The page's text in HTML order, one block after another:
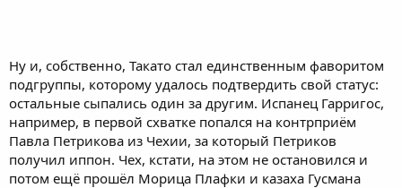
Ну и, собственно, Такато стал единственным фаворитом
подгруппы, которому удалось подтвердить свой статус:
остальные сыпались один за другим. Испанец Гарригос,
например, в первой схватке попался на контрприём
Павла Петрикова из Чехии, за который Петриков
получил иппон. Чех, кстати, на этом не остановился и
потом ещё прошёл Морица Плафки и казаха Гусмана